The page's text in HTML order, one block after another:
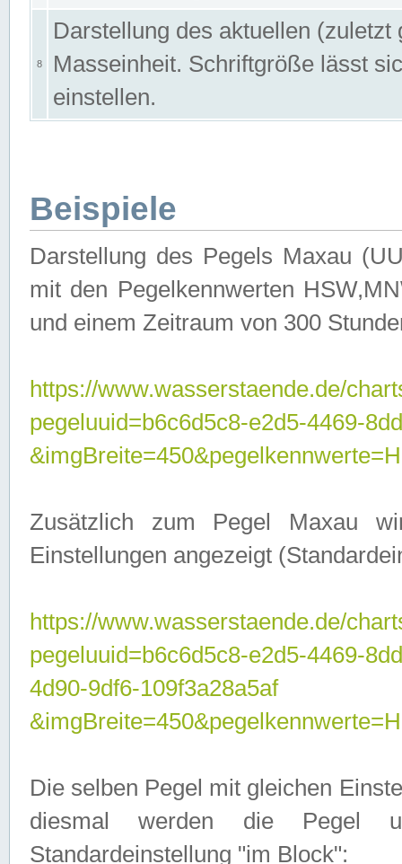
8
Darstellung des aktuellen
Masseinheit. Schriftgröße lässt
einstellen.
Beispiele
Darstellung des Pegels Maxau
mit den Pegelkennwerten
und einem Zeitraum von 300
https://www.wasserstaende.de/
pegeluuid=b6c6d5c8-e2d5-4469-
Zusätzlich zum Pegel Maxau
Einstellungen angezeigt
https://www.wasserstaende.de/
pegeluuid=b6c6d5c8-e2d5-4469-
4d90-9df6-109f3a28a5af
Die selben Pegel mit gleichen
diesmal werden die Pegel
Standardeinstellung "im Block":